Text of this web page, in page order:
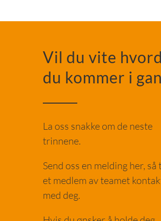
Vil du vite
du kommer i
La oss snakke om de neste
trinnene.
Send oss en melding her, så
et medlem av teamet
med deg.